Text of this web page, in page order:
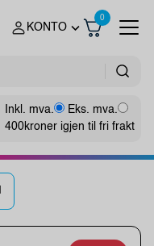
KONTO
0
Inkl. mva.
Eks. mva.
400kroner igjen til fri frakt